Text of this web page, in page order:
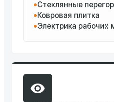
Стеклянные
Ковровая плитка
Электрика рабочих